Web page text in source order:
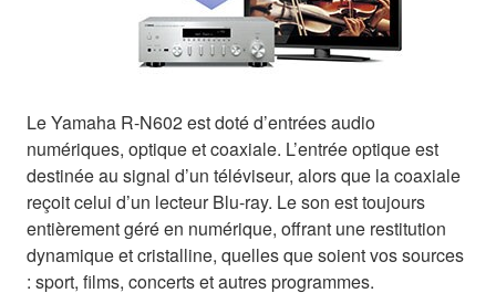
Le Yamaha R-N602 est doté d’entrées audio
numériques, optique et coaxiale. L’entrée optique est
destinée au signal d’un téléviseur, alors que la coaxiale
reçoit celui d’un lecteur Blu-ray. Le son est toujours
entièrement géré en numérique, offrant une restitution
dynamique et cristalline, quelles que soient vos sources
: sport, films, concerts et autres programmes.